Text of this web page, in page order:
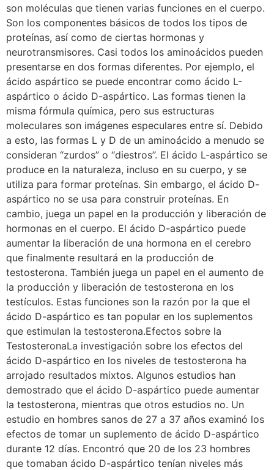
son moléculas que tienen varias funciones en el cuerpo.
Son los componentes básicos de todos los tipos de
proteínas, así como de ciertas hormonas y
neurotransmisores. Casi todos los aminoácidos pueden
presentarse en dos formas diferentes. Por ejemplo, el
ácido aspártico se puede encontrar como ácido L-
aspártico o ácido D-aspártico. Las formas tienen la
misma fórmula química, pero sus estructuras
moleculares son imágenes especulares entre sí. Debido
a esto, las formas L y D de un aminoácido a menudo se
consideran “zurdos” o “diestros”. El ácido L-aspártico se
produce en la naturaleza, incluso en su cuerpo, y se
utiliza para formar proteínas. Sin embargo, el ácido D-
aspártico no se usa para construir proteínas. En
cambio, juega un papel en la producción y liberación de
hormonas en el cuerpo. El ácido D-aspártico puede
aumentar la liberación de una hormona en el cerebro
que finalmente resultará en la producción de
testosterona. También juega un papel en el aumento de
la producción y liberación de testosterona en los
testículos. Estas funciones son la razón por la que el
ácido D-aspártico es tan popular en los suplementos
que estimulan la testosterona.Efectos sobre la
TestosteronaLa investigación sobre los efectos del
ácido D-aspártico en los niveles de testosterona ha
arrojado resultados mixtos. Algunos estudios han
demostrado que el ácido D-aspártico puede aumentar
la testosterona, mientras que otros estudios no. Un
estudio en hombres sanos de 27 a 37 años examinó los
efectos de tomar un suplemento de ácido D-aspártico
durante 12 días. Encontró que 20 de los 23 hombres
que tomaban ácido D-aspártico tenían niveles más